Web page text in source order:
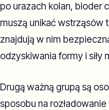
po urazach kolan, bioder
muszą unikać wstrząsów
znajdują w nim
odzyskiwania formy i siły
Drugą ważną grupą są
sposobu na